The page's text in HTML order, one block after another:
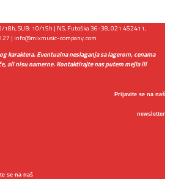
18h, SUB: 10/15h | NS, Futoška 36-38, 021 452411,
| info@mixmusic-company.com
karaktera. Eventualna neslaganja sa lagerom, cenama
ali nisu namerne. Kontaktirajte nas putem mejla ili
Prijavite se na naš
newsletter
se na naš